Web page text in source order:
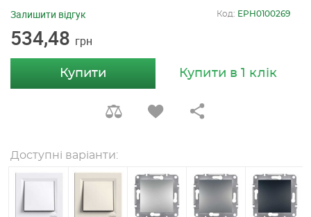
534,48 грн
Залишити відгук Код: EPH0100269
Купити Купити в 1 клік
Доступні варіанти: